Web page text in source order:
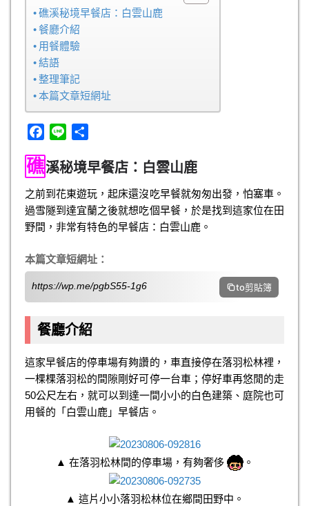
礁溪秘境早餐店：白雲山鹿
餐廳介紹
用餐體驗
結語
整理筆記
本篇文章短網址
c
e
b
o
o
n
礁溪秘境早餐店：白雲山鹿
之前到花東遊玩，起床還沒吃早餐就匆匆出發，怕塞車。
過雪隧到達宜蘭之後就想吃個早餐，於是找到這家位在田
野間，非常有特色的早餐店：白雲山鹿。
本篇文章短網址：
https://wp.me/pgbS55-1g6 to剪貼簿
餐廳介紹
這家早餐店的停車場有夠讚的，車直接停在落羽松林裡，
一棵棵落羽松的間隙剛好可停一台車；停好車再悠閒的走
50公尺左右，就可以到達一間小小的白色建築、庭院也可
用餐的「白雲山鹿」早餐店。
▲ 在落羽松林間的停車場，有夠奢侈 。
▲ 這片小小落羽松林位在鄉間田野中。